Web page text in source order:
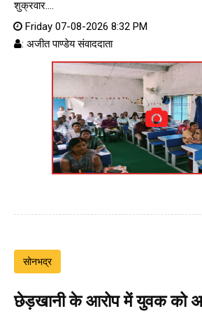
शुक्रवार....
Friday 07-08-2026 8:32 PM
: अजीत पाण्डेय संवाददाता
सोनभद्र
छेड़खानी के आरोप में युवक को